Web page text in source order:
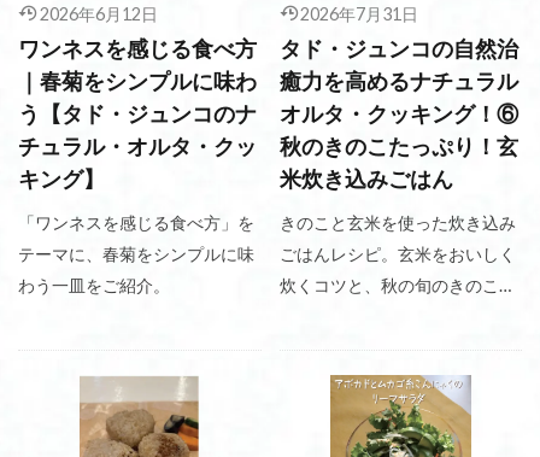
2026年6月12日
ワンネスを感じる食べ方
｜春菊をシンプルに味わ
う【タド・ジュンコのナ
チュラル・オルタ・クッ
キング】
「ワンネスを感じる食べ方」を
テーマに、春菊をシンプルに味
わう一皿をご紹介。
2026年7月31日
タド・ジュンコの自然治
癒力を高めるナチュラル
オルタ・クッキング！⑥
秋のきのこたっぷり！玄
米炊き込みごはん
きのこと玄米を使った炊き込み
ごはんレシピ。玄米をおいしく
炊くコツと、秋の旬のきのこの
ます。